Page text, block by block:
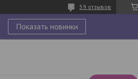
59 отзывов
Показать новинки